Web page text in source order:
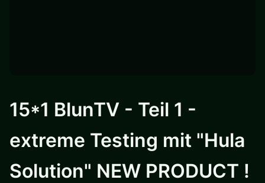
15*1 BlunTV - Teil 1 -
extreme Testing mit "Hula
Solution" NEW PRODUCT !